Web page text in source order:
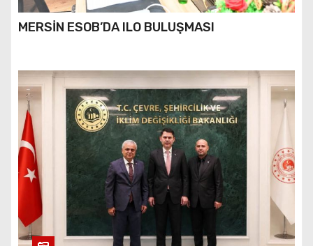
MERSİN ESOB’DA ILO BULUŞMASI